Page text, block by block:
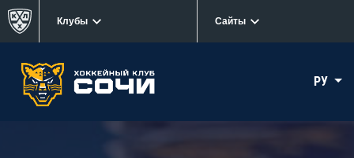
Клубы Сайты
РУ